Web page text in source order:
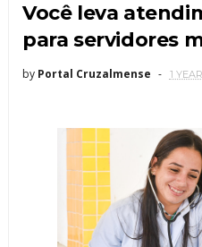
Você leva
para servidores
by Portal Cruzalmense 1